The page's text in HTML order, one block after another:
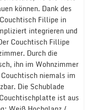
können. Dank des
Fillipe in
integrieren und
Couchtisch Fillipe
Durch die
ihn im Wohnzimmer
niemals im
Die Schublade
ist aus